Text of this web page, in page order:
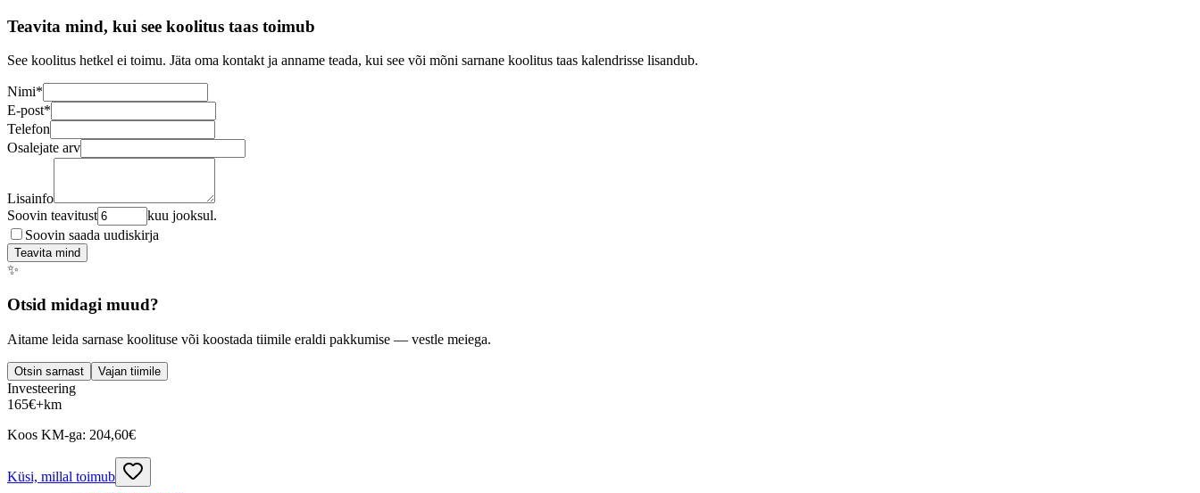
Teavita mind, kui see koolitus taas toimub
See koolitus hetkel ei toimu. Jäta oma kontakt ja anname teada, kui see või mõni sarnane koolitus taas kalendrisse lisandub.
Nimi*
E-post*
Telefon
Osalejate arv
Lisainfo
Soovin teavitust
kuu jooksul.
Soovin saada uudiskirja
Teavita mind
✨
Otsid midagi muud?
Aitame leida sarnase koolituse või koostada tiimile eraldi pakkumise — vestle meiega.
Otsin sarnast Vajan tiimile
Investeering
165€+km
Koos KM-ga: 204,60€
Küsi, millal toimub